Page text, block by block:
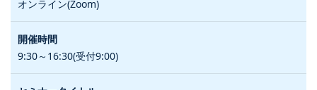
オンライン(Zoom)
9:30～16:30(受付9:00)